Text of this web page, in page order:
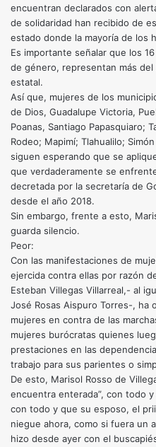
encuentran declarados con
de solidaridad han recibido de
estado donde la mayoría de los
Es importante señalar que los
de género, representan más
estatal.
Así que, mujeres de los
de Dios, Guadalupe Victoria,
Poanas, Santiago Papasquiaro;
Rodeo; Mapimí; Tlahualilo;
siguen esperando que se
que verdaderamente se
decretada por la secretaría de
desde el año 2018.
Sin embargo, frente a esto,
guarda silencio.
Peor:
Con las manifestaciones de
ejercida contra ellas por razón
Esteban Villegas Villarreal,- al
José Rosas Aispuro Torres-, ha
mujeres en contra de las
mujeres burócratas quienes
prestaciones en las
trabajo para sus parientes o
De esto, Marisol Rosso de
encuentra enterada”, con todo
con todo y que su esposo, el
niegue ahora, como si fuera un
hizo desde ayer con el